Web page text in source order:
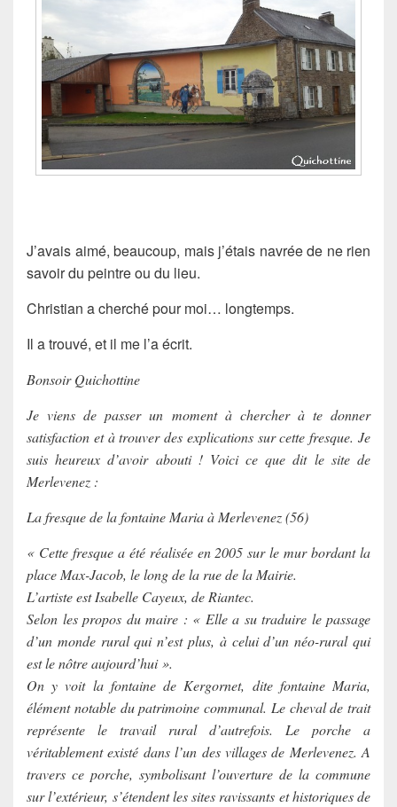
J’avais aimé, beaucoup, mais j’étais navrée de ne rien
savoir du peintre ou du lieu.
Christian a cherché pour moi… longtemps.
Il a trouvé, et il me l’a écrit.
Bonsoir Quichottine
Je viens de passer un moment à chercher à te donner
satisfaction et à trouver des explications sur cette fresque. Je
suis heureux d’avoir abouti ! Voici ce que dit le site de
Merlevenez :
La fresque de la fontaine Maria à Merlevenez (56)
« Cette fresque a été réalisée en 2005 sur le mur bordant la
place Max-Jacob, le long de la rue de la Mairie.
L’artiste est Isabelle Cayeux, de Riantec.
Selon les propos du maire : « Elle a su traduire le passage
d’un monde rural qui n’est plus, à celui d’un néo-rural qui
est le nôtre aujourd’hui ».
On y voit la fontaine de Kergornet, dite fontaine Maria,
élément notable du patrimoine communal. Le cheval de trait
représente le travail rural d’autrefois. Le porche a
véritablement existé dans l’un des villages de Merlevenez. A
travers ce porche, symbolisant l’ouverture de la commune
sur l’extérieur, s’étendent les sites ravissants et historiques de